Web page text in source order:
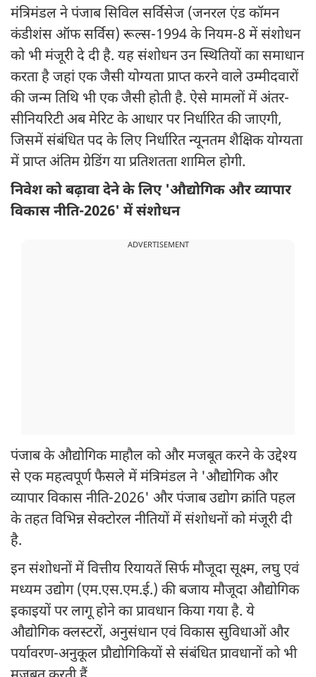
मंत्रिमंडल ने पंजाब सिविल सर्विसेज (जनरल एंड कॉमन
कंडीशंस ऑफ सर्विस) रूल्स-1994 के नियम-8 में संशोधन
को भी मंजूरी दे दी है. यह संशोधन उन स्थितियों का समाधान
करता है जहां एक जैसी योग्यता प्राप्त करने वाले उम्मीदवारों
की जन्म तिथि भी एक जैसी होती है. ऐसे मामलों में अंतर-
सीनियरिटी अब मेरिट के आधार पर निर्धारित की जाएगी,
जिसमें संबंधित पद के लिए निर्धारित न्यूनतम शैक्षिक योग्यता
में प्राप्त अंतिम ग्रेडिंग या प्रतिशतता शामिल होगी.
निवेश को बढ़ावा देने के लिए 'औद्योगिक और व्यापार
विकास नीति-2026' में संशोधन
ADVERTISEMENT
पंजाब के औद्योगिक माहौल को और मजबूत करने के उद्देश्य
से एक महत्वपूर्ण फैसले में मंत्रिमंडल ने 'औद्योगिक और
व्यापार विकास नीति-2026' और पंजाब उद्योग क्रांति पहल
के तहत विभिन्न सेक्टोरल नीतियों में संशोधनों को मंजूरी दी
है.
इन संशोधनों में वित्तीय रियायतें सिर्फ मौजूदा सूक्ष्म, लघु एवं
मध्यम उद्योग (एम.एस.एम.ई.) की बजाय मौजूदा औद्योगिक
इकाइयों पर लागू होने का प्रावधान किया गया है. ये
औद्योगिक क्लस्टरों, अनुसंधान एवं विकास सुविधाओं और
पर्यावरण-अनुकूल प्रौद्योगिकियों से संबंधित प्रावधानों को भी